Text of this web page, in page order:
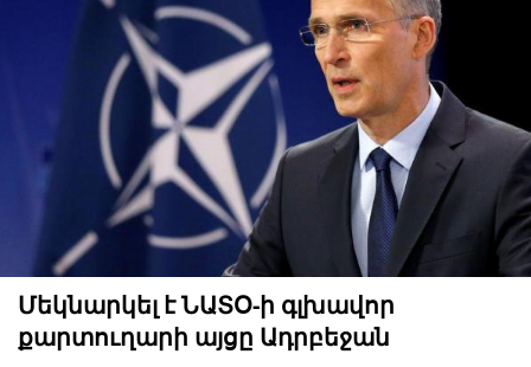
Մեկնարկել է ՆԱՏՕ-ի գլխավոր
քարտուղարի այցը Ադրբեջան